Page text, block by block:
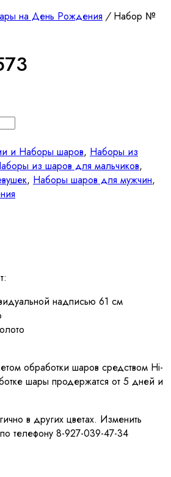
на День Рождения /Набор №
и Наборы шаров, Наборы из
из шаров для мальчиков,
, Наборы шаров для мужчин,
надписью 61 см
обработки шаров средством Hi-
шары продержатся от 5 дней и
в других цветах. Изменить
телефону 8-927-039-47-34